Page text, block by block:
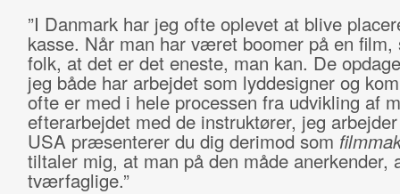
”I Danmark har jeg ofte oplevet at blive
kasse. Når man har været boomer på en film,
folk, at det er det eneste, man kan. De
jeg både har arbejdet som lyddesigner og
ofte er med i hele processen fra udvikling af
efterarbejdet med de instruktører, jeg
USA præsenterer du dig derimod som
tiltaler mig, at man på den måde anerkender,
tværfaglige.”